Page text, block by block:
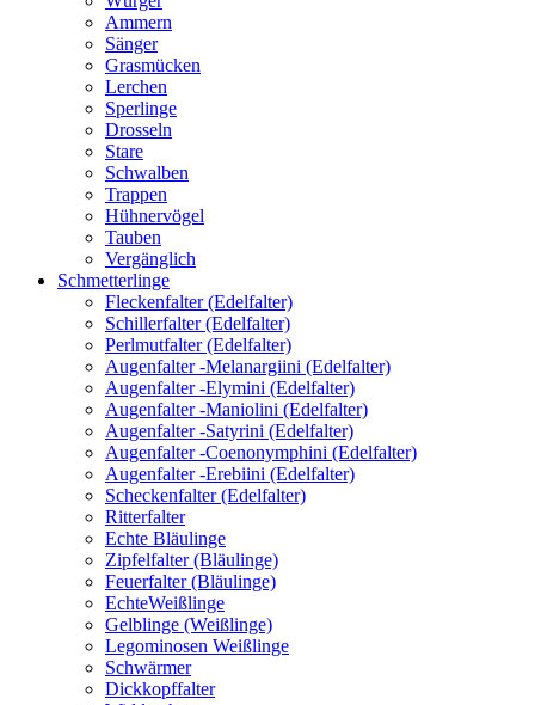
Ammern
Sänger
Grasmücken
Lerchen
Sperlinge
Drosseln
Stare
Schwalben
Trappen
Hühnervögel
Tauben
Vergänglich
Schmetterlinge
Fleckenfalter (Edelfalter)
Schillerfalter (Edelfalter)
Perlmutfalter (Edelfalter)
Augenfalter -Melanargiini (Edelfalter)
Augenfalter -Elymini (Edelfalter)
Augenfalter -Maniolini (Edelfalter)
Augenfalter -Satyrini (Edelfalter)
Augenfalter -Coenonymphini (Edelfalter)
Augenfalter -Erebiini (Edelfalter)
Scheckenfalter (Edelfalter)
Ritterfalter
Echte Bläulinge
Zipfelfalter (Bläulinge)
Feuerfalter (Bläulinge)
EchteWeißlinge
Gelblinge (Weißlinge)
Legominosen Weißlinge
Schwärmer
Dickkopffalter